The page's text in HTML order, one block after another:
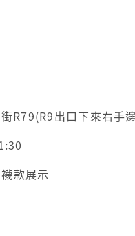
R79(R9出口下來右手
款展示